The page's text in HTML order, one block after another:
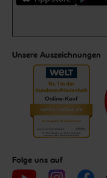
Unsere Auszeichnungen
Folge uns auf